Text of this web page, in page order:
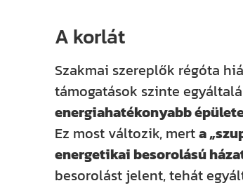
A korlát
Szakmai szereplők régóta
támogatások szinte
energiahatékonyabb
Ez most változik, merta
energetikai besorolású
besorolást jelent, tehát